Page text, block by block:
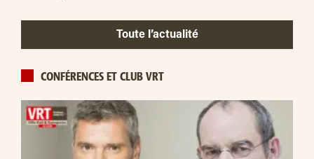
Toute l’actualité
CONFÉRENCES ET CLUB VRT